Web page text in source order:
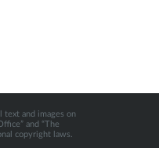
text and images on
and “The
copyright laws.